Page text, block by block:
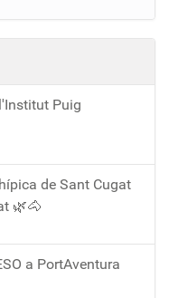
Puig
de Sant Cugat
🌿🐴
a PortAventura